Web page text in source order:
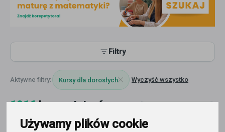
Używamy plików cookie
Filtry
Kursy dla dorosłych Wyczyść wszystko
1016korepetytorów
Język hiszpański